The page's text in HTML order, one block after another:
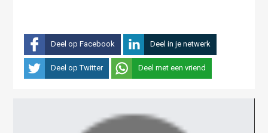
Deel op Facebook Deel in je netwerk
Deel op Twitter Deel met een vriend